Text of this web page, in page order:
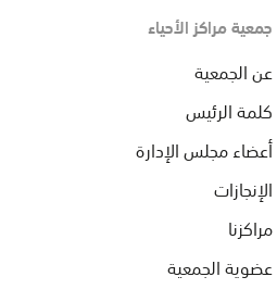
جمعية مراكز الأحياء
عن الجمعية
كلمة الرئيس
أعضاء مجلس الإدارة
الإنجازات
مراكزنا
عضوية الجمعية